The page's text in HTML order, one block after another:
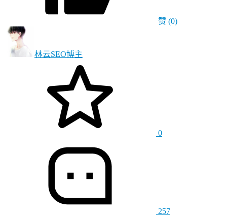
赞 (0)
林云SEO博主
0
257